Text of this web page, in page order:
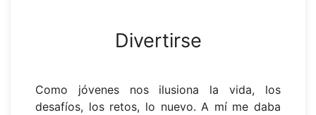
Divertirse
Como jóvenes nos ilusiona la vida, los
desafíos, los retos, lo nuevo. A mí me daba